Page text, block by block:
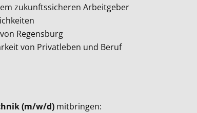
zukunftssicheren Arbeitgeber
Regensburg
von Privatleben und Beruf
(m/w/d) mitbringen: